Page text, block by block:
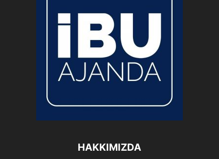
HAKKIMIZDA